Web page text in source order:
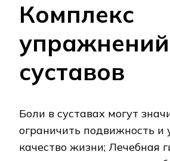
Комплекс
суставов
Боли в суставах могут
ограничить подвижность и
качество жизни; Лечебная